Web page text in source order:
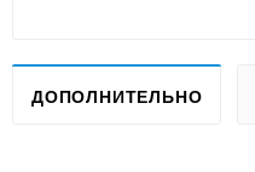
ДОПОЛНИТЕЛЬНО